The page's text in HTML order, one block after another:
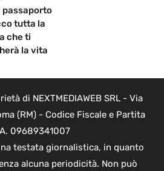
passaporto
tutta la
che ti
la vita
di NEXTMEDIAWEB SRL - Via
(RM) - Codice Fiscale e Partita
09689341007
testata giornalistica, in quanto
alcuna periodicità. Non può